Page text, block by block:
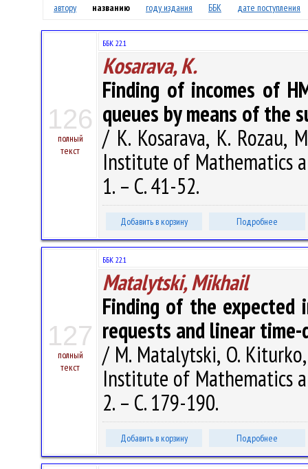
автору
названию году издания ББК дате поступления
126
полный
текст
ББК 22.1
Kosarava, K.
Finding of incomes of
queues by means of the
/ K. Kosarava, K. Rozau,
Institute of Mathematics
1. – С. 41-52.
Добавить в корзину Подробнее
127
полный
текст
ББК 22.1
Matalytski, Mikhail
Finding of the expected
requests and linear
/ M. Matalytski, O.
Institute of Mathematics
2. – С. 179-190.
Добавить в корзину Подробнее